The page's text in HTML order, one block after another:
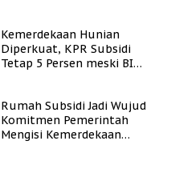
Kemerdekaan Hunian
Diperkuat, KPR Subsidi
Tetap 5 Persen meski BI
Rumah Subsidi Jadi Wujud
Komitmen Pemerintah
Mengisi Kemerdekaan